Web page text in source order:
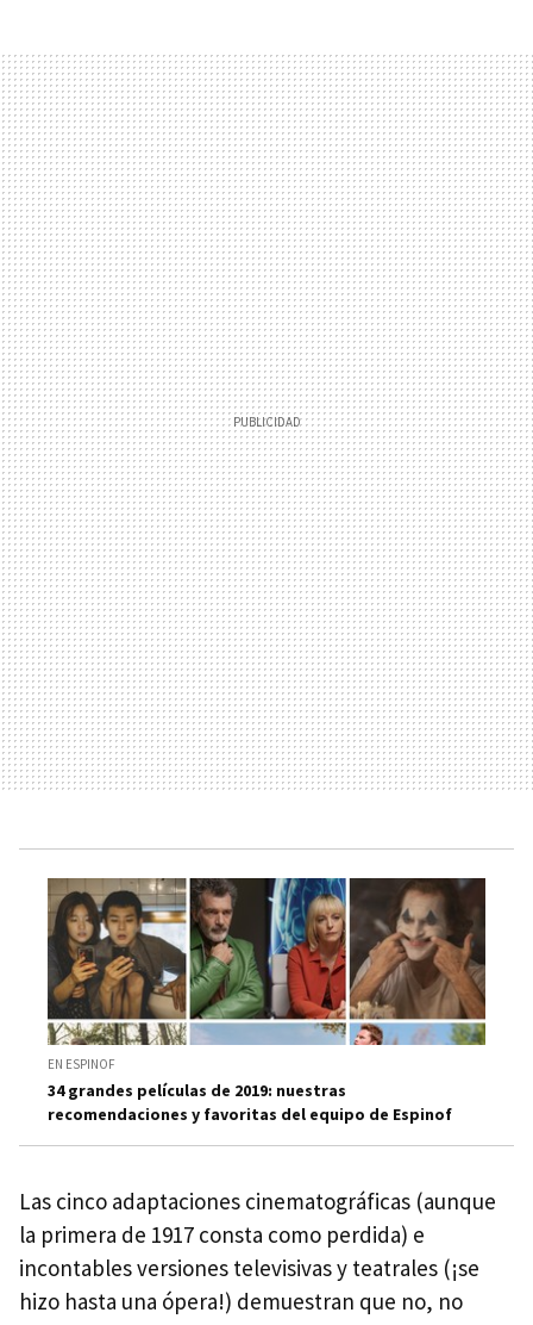
EN ESPINOF
34 grandes películas de 2019: nuestras
recomendaciones y favoritas del equipo de Espinof
Las cinco adaptaciones cinematográficas (aunque
la primera de 1917 consta como perdida) e
incontables versiones televisivas y teatrales (¡se
hizo hasta una ópera!) demuestran que no, no